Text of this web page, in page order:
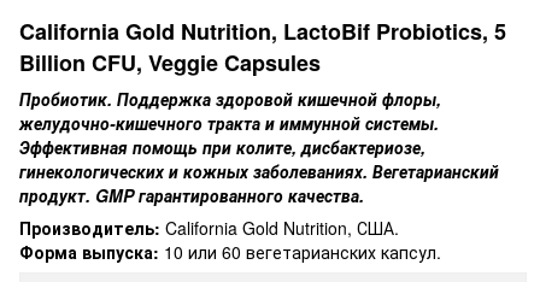
California Gold Nutrition, LactoBif Probiotics, 5
Billion CFU, Veggie Capsules
Пробиотик. Поддержка здоровой кишечной флоры,
желудочно-кишечного тракта и иммунной системы.
Эффективная помощь при колите, дисбактериозе,
гинекологических и кожных заболеваниях. Вегетарианский
продукт. GMP гарантированного качества.
Производитель: California Gold Nutrition, США.
Форма выпуска: 10 или 60 вегетарианских капсул.